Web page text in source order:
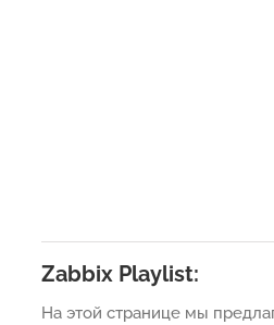
Zabbix Playlist:
На этой странице мы